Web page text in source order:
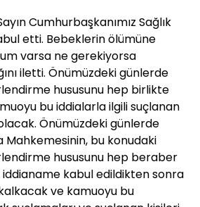
Cumhurbaşkanımız Sağlık
etti. Bebeklerin ölümüne
varsa ne gerekiyorsa
iletti. Önümüzdeki günlerde
hususunu hep birlikte
bu iddialarla ilgili suçlanan
Önümüzdeki günlerde
Mahkemesinin, bu konudaki
hususunu hep beraber
kabul edildikten sonra
ve kamuoyu bu